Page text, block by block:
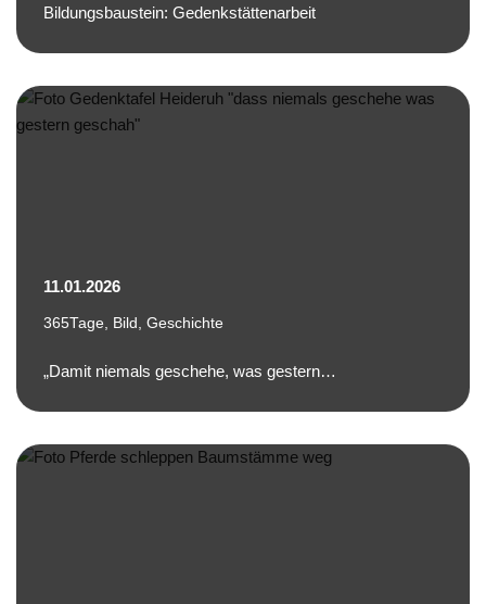
Bildungsbaustein: Gedenkstättenarbeit
11.01.2026
365Tage Bild Geschichte
„Damit niemals geschehe, was gestern…